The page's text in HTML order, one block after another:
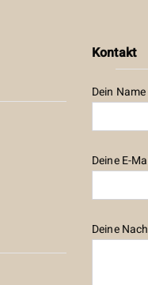
Kontakt
Dein Name
Deine E-
Deine